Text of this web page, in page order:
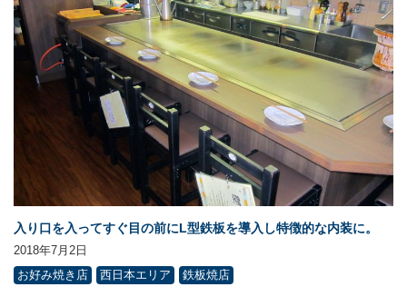
入り口を入ってすぐ目の前にL型鉄板を導入し特徴的な内装に。
2018年7月2日
お好み焼き店
西日本エリア 鉄板焼店